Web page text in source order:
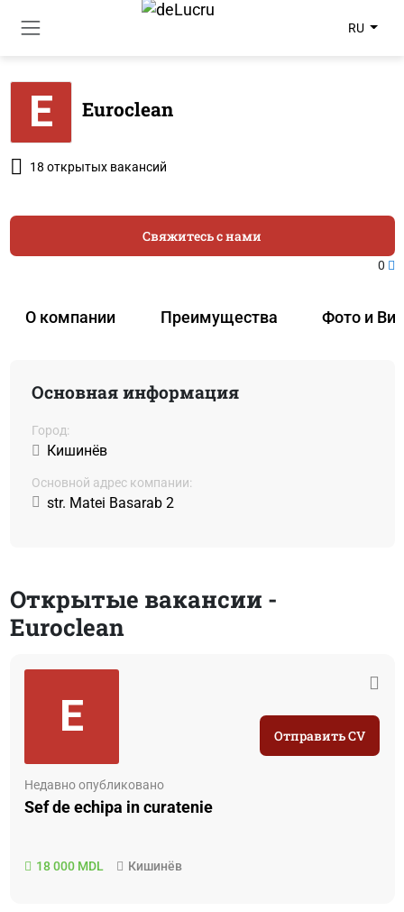
RU
E Euroclean
18 открытых вакансий
О компании Преимущества Фото и
Свяжитесь с нами
0
Основная информация
Город:
Кишинёв
Основной адрес компании:
str. Matei Basarab 2
Открытые вакансии -
Euroclean
E
Недавно опубликовано
Sef de echipa in curatenie
18 000 MDL Кишинёв
Отправить CV